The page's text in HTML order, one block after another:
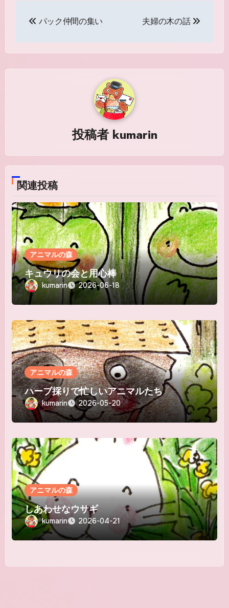
稿
ナ
ビ
ョ
ン
パック仲間の集い 夫婦の木の話
投稿者 kumarin
関連投稿
アニマルの森
キュウリの会と用心棒
kumarin 2026-06-18
アニマルの森
ハーブ採りで忙しいアニマルたち
kumarin 2026-05-20
アニマルの森
しあわせなウサギ
kumarin 2026-04-21